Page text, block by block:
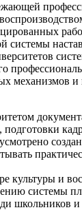
системы
механизмов и
подготовки
культуры и
системы
школьников и